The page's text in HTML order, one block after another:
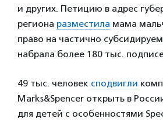
и других. Петицию в адрес
региона разместила мама
право на частично
набрала более 180 тыс.
49 тыс. человек сподвигли
Marks&Spencer открыть в
для детей с особенностями